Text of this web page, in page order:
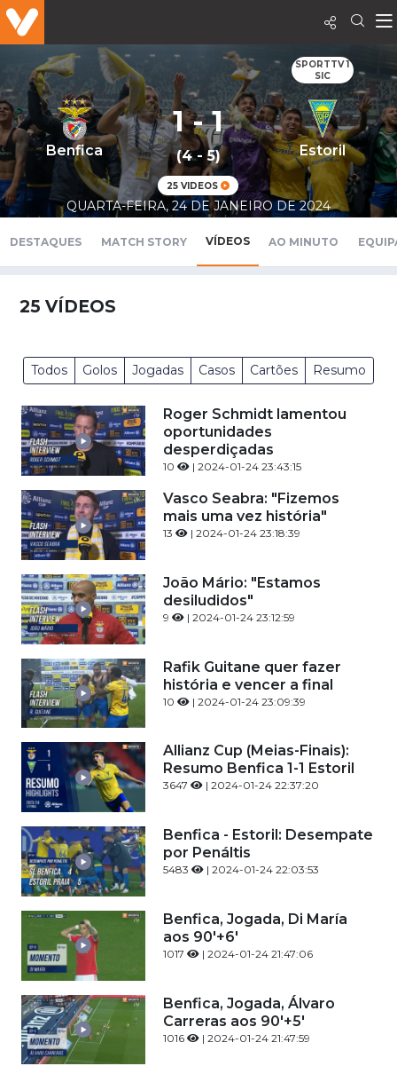
SPORTTV 1
SIC
Benfica
1 - 1
(4 - 5)
25 VIDEOS
Estoril
QUARTA-FEIRA, 24 DE JANEIRO DE 2024
DESTAQUES MATCH STORY VÍDEOS AO MINUTO
25 VÍDEOS
Todos Golos Jogadas Casos Cartões Resumo
Roger Schmidt lamentou
oportunidades
desperdiçadas
10 | 2024-01-24 23:43:15
Vasco Seabra: "Fizemos
mais uma vez história"
13 | 2024-01-24 23:18:39
João Mário: "Estamos
desiludidos"
9 | 2024-01-24 23:12:59
Rafik Guitane quer fazer
história e vencer a final
10 | 2024-01-24 23:09:39
Allianz Cup (Meias-Finais):
Resumo Benfica 1-1 Estoril
3647 | 2024-01-24 22:37:20
Benfica - Estoril: Desempate
por Penáltis
5483 | 2024-01-24 22:03:53
Benfica, Jogada, Di María
aos 90'+6'
1017 | 2024-01-24 21:47:06
Benfica, Jogada, Álvaro
Carreras aos 90'+5'
1016 | 2024-01-24 21:47:59